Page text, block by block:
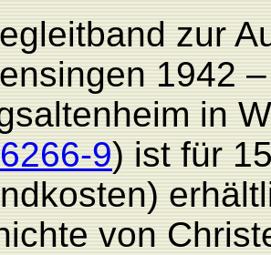
zur
1942
in
9) ist für
von